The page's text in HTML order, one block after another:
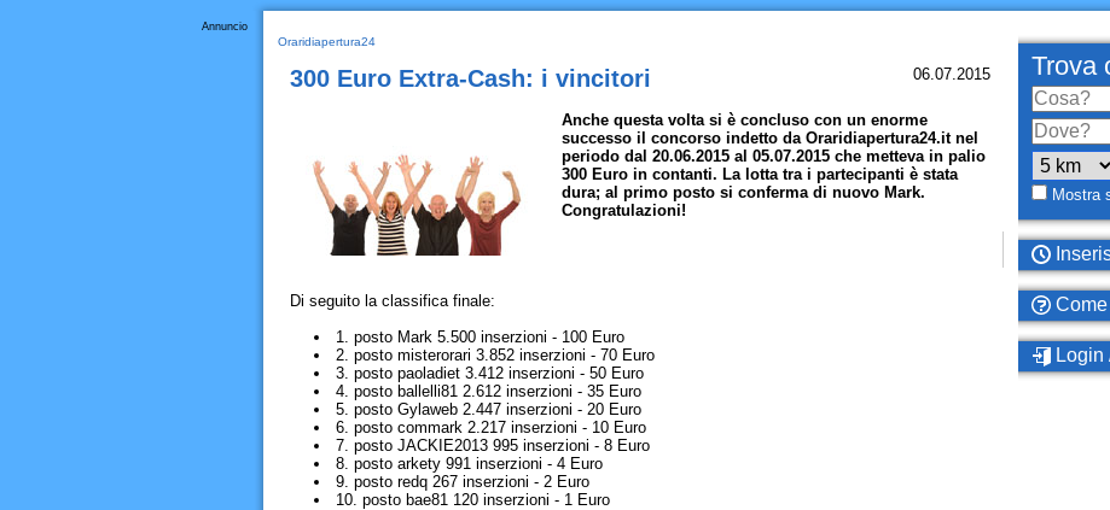
Annuncio
Oraridiapertura24
300 Euro Extra-Cash: i vincitori 06.07.2015
Anche questa volta si è concluso con un enorme
successo il concorso indetto da Oraridiapertura24.it nel
periodo dal 20.06.2015 al 05.07.2015 che metteva in palio
300 Euro in contanti. La lotta tra i partecipanti è stata
dura; al primo posto si conferma di nuovo Mark.
Congratulazioni!
Di seguito la classifica finale:
1. posto Mark 5.500 inserzioni - 100 Euro
2. posto misterorari 3.852 inserzioni - 70 Euro
3. posto paoladiet 3.412 inserzioni - 50 Euro
4. posto ballelli81 2.612 inserzioni - 35 Euro
5. posto Gylaweb 2.447 inserzioni - 20 Euro
6. posto commark 2.217 inserzioni - 10 Euro
7. posto JACKIE2013 995 inserzioni - 8 Euro
8. posto arkety 991 inserzioni - 4 Euro
9. posto redq 267 inserzioni - 2 Euro
10. posto bae81 120 inserzioni - 1 Euro
Trova
Mostra
Come
Login